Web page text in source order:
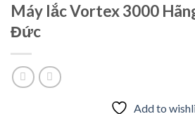
Máy lắc Vortex 3000
Đức
Add to